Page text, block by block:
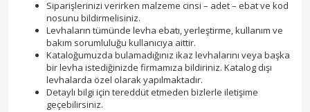
Siparişlerinizi verirken malzeme cinsi – adet – ebat ve kod
nosunu bildirmelisiniz.
Levhaların tümünde levha ebatı, yerleştirme, kullanım ve
bakım sorumluluğu kullanıcıya aittir.
Kataloğumuzda bulamadığınız ikaz levhalarını veya başka
bir levha istediğinizde firmamıza bildiriniz. Katalog dışı
levhalarda özel olarak yapılmaktadır.
Detaylı bilgi için tereddüt etmeden bizlerle iletişime
geçebilirsiniz.